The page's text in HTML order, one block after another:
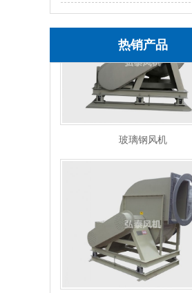
热销产品
PP风机